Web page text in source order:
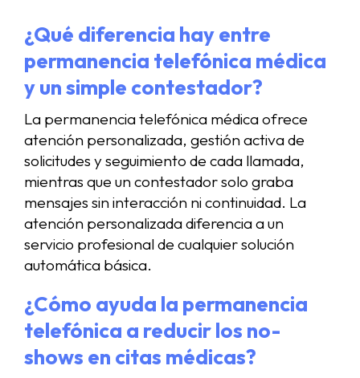
¿Qué diferencia hay entre
permanencia telefónica médica
y un simple contestador?
La permanencia telefónica médica ofrece
atención personalizada, gestión activa de
solicitudes y seguimiento de cada llamada,
mientras que un contestador solo graba
mensajes sin interacción ni continuidad. La
atención personalizada diferencia a un
servicio profesional de cualquier solución
automática básica.
¿Cómo ayuda la permanencia
telefónica a reducir los no-
shows en citas médicas?